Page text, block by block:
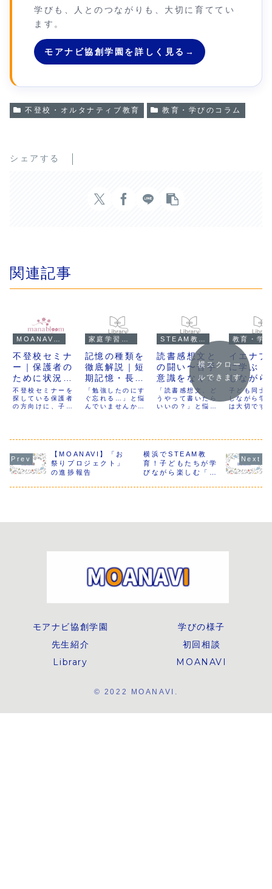
学びも、人とのつながりも、大切に育ててい
ます。
モアナビ協創学園を詳しく見る →
不登校・オルタナティブ教育 教育・学びのコラム
シェアする
関連記事
不登校セミナ
ー｜保護者の
ために状況を
整理する学び
｜
manabloom
不登校セミナーを
探している保護者
の方向けに、子ど
今すぐ答えを出す
を落ち着いて理解
するための学びで
す。現在は選択型
webセミナーの形
で提供を準備して
記憶の種類を
徹底解説｜短
期記憶・長期
記憶・ワーキ
ングメモリー
の違いと鍛え
「勉強したのにす
ぐ忘れる…」と悩
んでいませんか？
ーの違いと鍛え方
説。音読・復唱・
書く・体験型学習
など、家庭ででき
る具体的な記憶力
アップ法を紹介し
読書感想文と
の闘い〜苦手
意識をなくし
て楽しく書く
コツ〜
「読書感想文、ど
うやって書いたら
いいの？」と悩ん
由を分析し、それ
具体的な方法を紹
介します。読書が
苦手な子も、文章
を書くのが苦手な
子も、ちょっとし
イエナプ
に学ぶ！
しながら
する新し
びのカタ
子ども同士
しながら学
は大切です
うか？ この
基本とする
ナプラン教
おける協働
メリットに
横スクロー
ルできます
【MOANAVI】「お
祭りプロジェクト」
の進捗報告
横浜でSTEAM教
育！子どもたちが学
びながら楽しむ「ペ
モアナビ協創学園
学びの様子
先生紹介
初回相談
Library
MOANAVI
© 2022 MOANAVI.